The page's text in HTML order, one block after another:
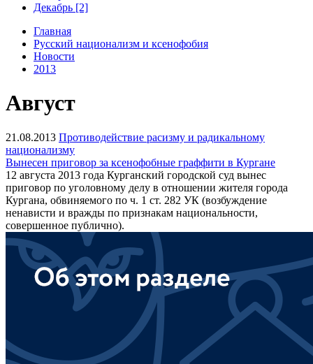
Декабрь [2]
Главная
Русский национализм и ксенофобия
Новости
2013
Август
21.08.2013 Противодействие расизму и радикальному
национализму
Вынесен приговор за ксенофобные граффити в Кургане
12 августа 2013 года Курганский городской суд вынес
приговор по уголовному делу в отношении жителя города
Кургана, обвиняемого по ч. 1 ст. 282 УК (возбуждение
ненависти и вражды по признакам национальности,
совершенное публично).